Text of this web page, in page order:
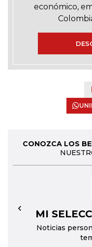
económico,
CONOZCA LOS
MI
Noticias
←